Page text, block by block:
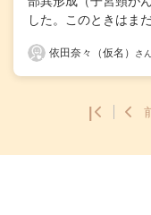
した。このときはま
依田奈々（仮名） さん